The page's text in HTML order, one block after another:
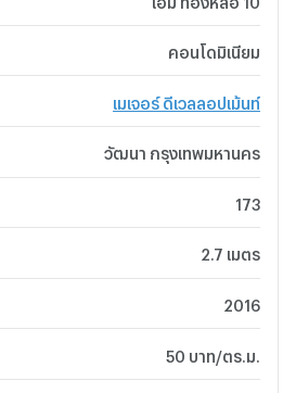
คอนโดมิเนียม
เมเจอร์ ดีเวลลอปเม้นท์
วัฒนา กรุงเทพมหานคร
173
2.7 เมตร
2016
50 บาท/ตร.ม.